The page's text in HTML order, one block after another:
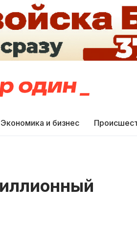
Экономика и бизнес